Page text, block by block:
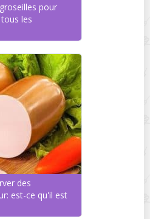
pour
les
des
est-ce qu'il est